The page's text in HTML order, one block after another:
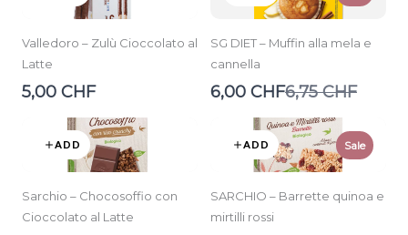
Valledoro – Zulù Cioccolato al
Latte
5,00 CHF
SG DIET – Muffin alla mela e
cannella
6,00 CHFCompare
6,75 CHF
ADD
Sarchio – Chocosoffio con
Cioccolato al Latte
ADD Sale
SARCHIO – Barrette quinoa e
mirtilli rossi